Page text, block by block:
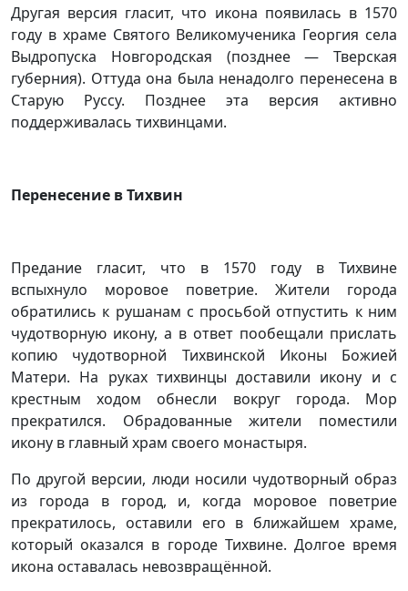
Другая версия гласит, что икона появилась в 1570
году в храме Святого Великомученика Георгия села
Выдропуска Новгородская (позднее — Тверская
губерния). Оттуда она была ненадолго перенесена в
Старую Руссу. Позднее эта версия активно
поддерживалась тихвинцами.
Перенесение в Тихвин
Предание гласит, что в 1570 году в Тихвине
вспыхнуло моровое поветрие. Жители города
обратились к рушанам с просьбой отпустить к ним
чудотворную икону, а в ответ пообещали прислать
копию чудотворной Тихвинской Иконы Божией
Матери. На руках тихвинцы доставили икону и с
крестным ходом обнесли вокруг города. Мор
прекратился. Обрадованные жители поместили
икону в главный храм своего монастыря.
По другой версии, люди носили чудотворный образ
из города в город, и, когда моровое поветрие
прекратилось, оставили его в ближайшем храме,
который оказался в городе Тихвине. Долгое время
икона оставалась невозвращённой.